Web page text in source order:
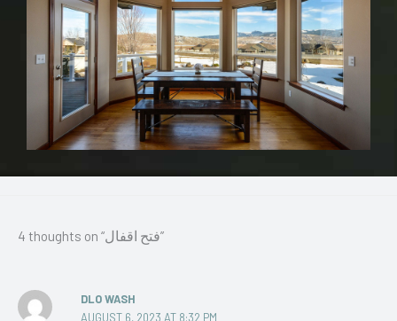
4 thoughts on “فتح اقفال”
DLO WASH
AUGUST 6, 2023 AT 8:32 PM